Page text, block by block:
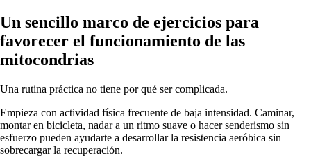
Un sencillo marco de ejercicios para
favorecer el funcionamiento de las
mitocondrias
Una rutina práctica no tiene por qué ser complicada.
Empieza con actividad física frecuente de baja intensidad. Caminar,
montar en bicicleta, nadar a un ritmo suave o hacer senderismo sin
esfuerzo pueden ayudarte a desarrollar la resistencia aeróbica sin
sobrecargar la recuperación.